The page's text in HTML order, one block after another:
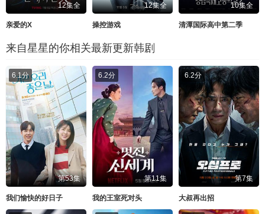
12集全
亲爱的X
12集全
操控游戏
10集全
清潭国际高中第二季
来自星星的你相关最新更新韩剧
6.1分
第53集
我们愉快的好日子
6.2分
第11集
我的王室死对头
6.2分
第7集
大叔再出招